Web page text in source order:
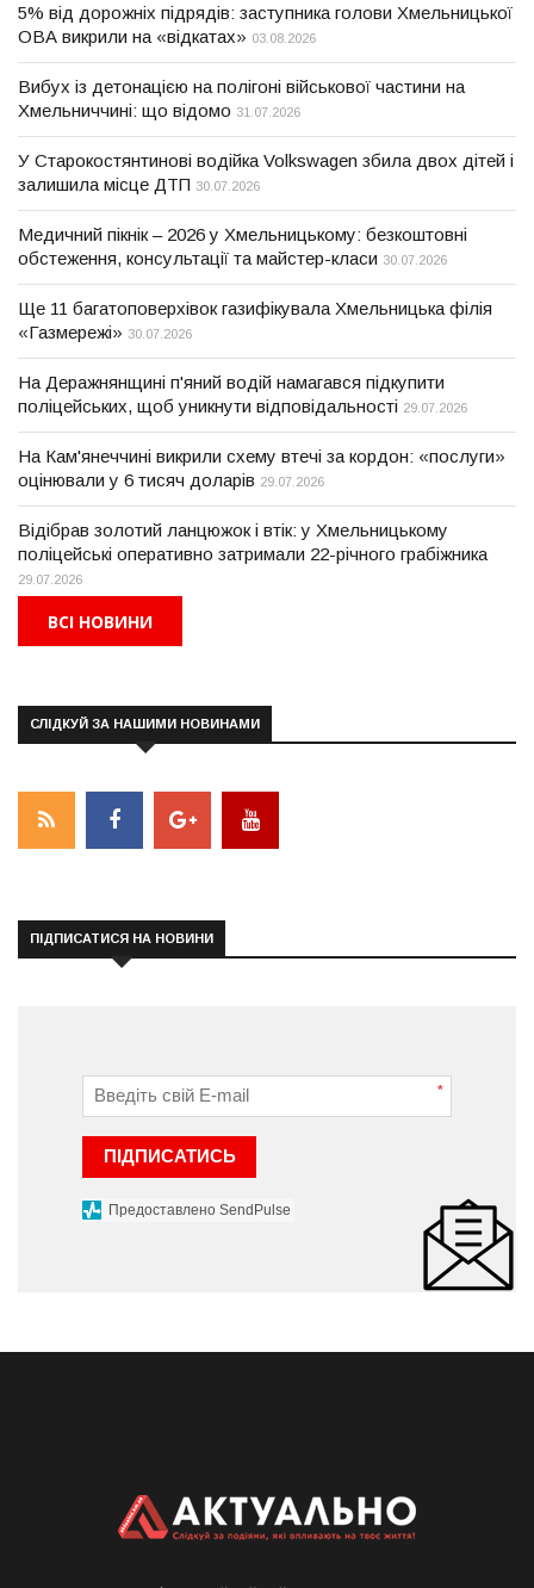
5% від дорожніх підрядів: заступника голови Хмельницької
ОВА викрили на «відкатах» 03.08.2026
Вибух із детонацією на полігоні військової частини на
Хмельниччині: що відомо 31.07.2026
У Старокостянтинові водійка Volkswagen збила двох дітей і
залишила місце ДТП 30.07.2026
Медичний пікнік – 2026 у Хмельницькому: безкоштовні
обстеження, консультації та майстер-класи 30.07.2026
Ще 11 багатоповерхівок газифікувала Хмельницька філія
«Газмережі» 30.07.2026
На Деражнянщині п'яний водій намагався підкупити
поліцейських, щоб уникнути відповідальності 29.07.2026
На Кам'янеччині викрили схему втечі за кордон: «послуги»
оцінювали у 6 тисяч доларів 29.07.2026
Відібрав золотий ланцюжок і втік: у Хмельницькому
поліцейські оперативно затримали 22-річного грабіжника
29.07.2026
ВСІ НОВИНИ
СЛІДКУЙ ЗА НАШИМИ НОВИНАМИ
ПІДПИСАТИСЯ НА НОВИНИ
*
ПІДПИСАТИСЬ
Предоставлено SendPulse